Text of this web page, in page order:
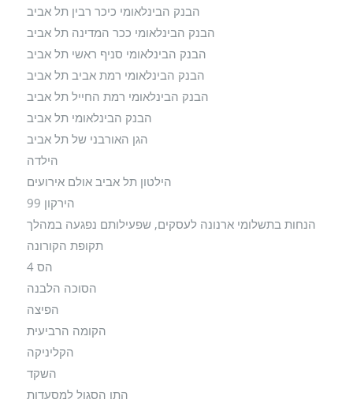
הבנק הבינלאומי כיכר רבין תל אביב
הבנק הבינלאומי ככר המדינה תל אביב
הבנק הבינלאומי סניף ראשי תל אביב
הבנק הבינלאומי רמת אביב תל אביב
הבנק הבינלאומי רמת החייל תל אביב
הבנק הבינלאומי תל אביב
הגן האורבני של תל אביב
הילדה
הילטון תל אביב אולם אירועים
הירקון 99
הנחות בתשלומי ארנונה לעסקים, שפעילותם נפגעה במהלך
תקופת הקורונה
הס 4
הסוכה הלבנה
הפיצה
הקומה הרביעית
הקליניקה
השקד
התו הסגול למסעדות